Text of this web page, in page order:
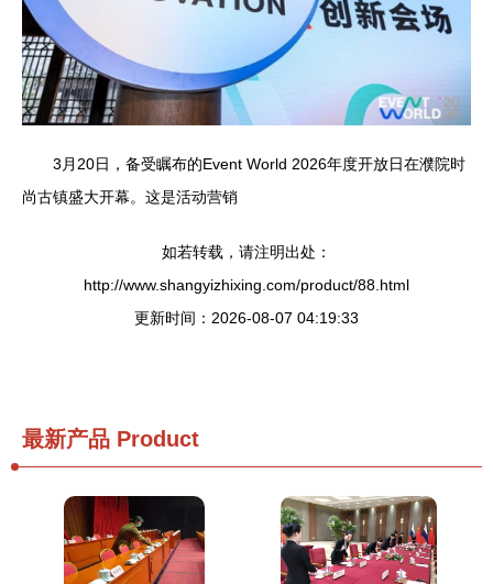
3月20日，备受瞩布的Event World 2026年度开放日在濮院时
尚古镇盛大开幕。这是活动营销
如若转载，请注明出处：
http://www.shangyizhixing.com/product/88.html
更新时间：2026-08-07 04:19:33
最新产品 Product